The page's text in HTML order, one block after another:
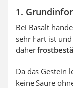
1.
Bei Basalt
sehr hart ist
daher
Da das Gestein
keine Säure